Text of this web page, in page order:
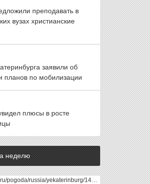
преподавать в
вузах христианские
заявили об
планов по мобилизации
плюсы в росте
неделю
world-weather.ru/pogoda/russia/yekaterinburg/14days/